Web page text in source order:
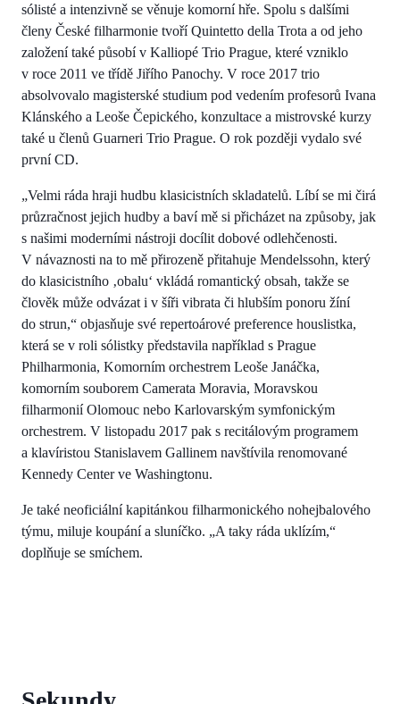
sólisté a intenzivně se věnuje komorní hře. Spolu s dalšími
členy České filharmonie tvoří Quintetto della Trota a od jeho
založení také působí v Kalliopé Trio Prague, které vzniklo
v roce 2011 ve třídě Jiřího Panochy. V roce 2017 trio
absolvovalo magisterské studium pod vedením profesorů Ivana
Klánského a Leoše Čepického, konzultace a mistrovské kurzy
také u členů Guarneri Trio Prague. O rok později vydalo své
první CD.
„Velmi ráda hraji hudbu klasicistních skladatelů. Líbí se mi čirá
průzračnost jejich hudby a baví mě si přicházet na způsoby, jak
s našimi moderními nástroji docílit dobové odlehčenosti.
V návaznosti na to mě přirozeně přitahuje Mendelssohn, který
do klasicistního ‚obalu‘ vkládá romantický obsah, takže se
člověk může odvázat i v šíři vibrata či hlubším ponoru žíní
do strun,“ objasňuje své repertoárové preference houslistka,
která se v roli sólistky představila například s Prague
Philharmonia, Komorním orchestrem Leoše Janáčka,
komorním souborem Camerata Moravia, Moravskou
filharmonií Olomouc nebo Karlovarským symfonickým
orchestrem. V listopadu 2017 pak s recitálovým programem
a klavíristou Stanislavem Gallinem navštívila renomované
Kennedy Center ve Washingtonu.
Je také neoficiální kapitánkou filharmonického nohejbalového
týmu, miluje koupání a sluníčko. „A taky ráda uklízím,“
doplňuje se smíchem.